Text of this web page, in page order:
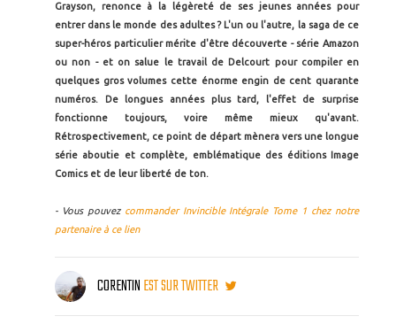
Grayson, renonce à la légèreté de ses jeunes années pour
entrer dans le monde des adultes ? L'un ou l'autre, la saga de ce
super-héros particulier mérite d'être découverte - série Amazon
ou non - et on salue le travail de Delcourt pour compiler en
quelques gros volumes cette énorme engin de cent quarante
numéros. De longues années plus tard, l'effet de surprise
fonctionne toujours, voire même mieux qu'avant.
Rétrospectivement, ce point de départ mènera vers une longue
série aboutie et complète, emblématique des éditions Image
Comics et de leur liberté de ton.
- Vous pouvez commander Invincible Intégrale Tome 1 chez notre
partenaire à ce lien
CORENTINEST SUR TWITTER